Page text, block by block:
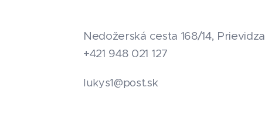
Nedožerská cesta 168/14, Prievidza
+421 948 021 127
lukys1@post.sk